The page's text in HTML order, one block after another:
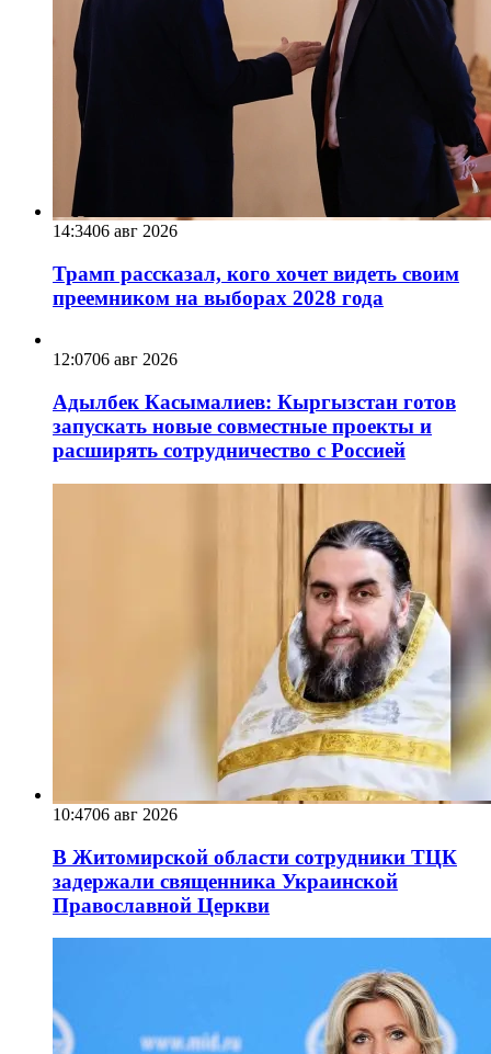
14:3406 авг 2026
Трамп рассказал, кого хочет видеть своим
преемником на выборах 2028 года
12:0706 авг 2026
Адылбек Касымалиев: Кыргызстан готов
запускать новые совместные проекты и
расширять сотрудничество с Россией
10:4706 авг 2026
В Житомирской области сотрудники ТЦК
задержали священника Украинской
Православной Церкви